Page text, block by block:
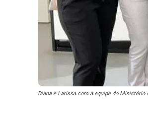
Diana e Larissa com a equipe do Ministério